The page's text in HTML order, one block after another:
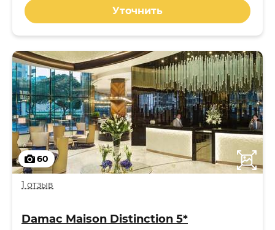
Уточнить
60
1 отзыв
Damac Maison Distinction 5*